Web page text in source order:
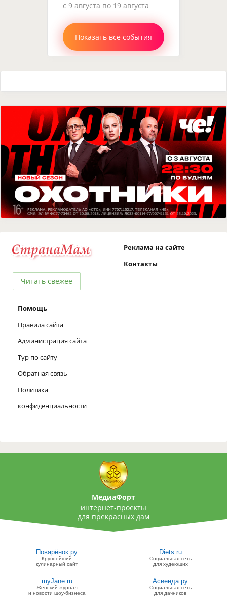
c 9 августа по 19 августа
Показать все события
Читать свежее
Реклама на сайте
Контакты
Помощь
Правила сайта
Администрация сайта
Тур по сайту
Обратная связь
Политика
конфиденциальности
МедиаФорт
интернет-проекты
для прекрасных дам
Поварёнок.ру
Крупнейший
кулинарный сайт
Diets.ru
Социальная сеть
для худеющих
myJane.ru
Женский журнал
и новости шоу-бизнеса
Асиенда.ру
Социальная сеть
для дачников